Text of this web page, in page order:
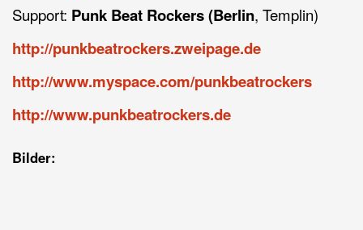
Support: Punk Beat Rockers (Berlin, Templin)
http://punkbeatrockers.zweipage.de
http://www.myspace.com/punkbeatrockers
http://www.punkbeatrockers.de
Bilder: